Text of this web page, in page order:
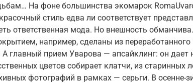
На фоне большинства экомарок
стиль едва ли соответствует
ответственная мода. Но внешность
например, сделаны из переработанного
А главный прием Уварова — апсайклинг: он
цветов собирает клатчи, из старинных
фотографий в рамках — серьги. В осенне-